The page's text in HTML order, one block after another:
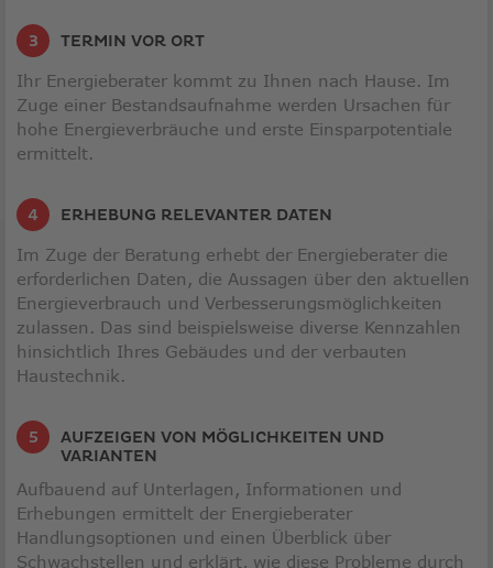
TERMIN VOR ORT
Ihr Energieberater kommt zu Ihnen nach Hause. Im
Zuge einer Bestandsaufnahme werden Ursachen für
hohe Energieverbräuche und erste Einsparpotentiale
ermittelt.
ERHEBUNG RELEVANTER DATEN
Im Zuge der Beratung erhebt der Energieberater die
erforderlichen Daten, die Aussagen über den aktuellen
Energieverbrauch und Verbesserungsmöglichkeiten
zulassen. Das sind beispielsweise diverse Kennzahlen
hinsichtlich Ihres Gebäudes und der verbauten
Haustechnik.
AUFZEIGEN VON MÖGLICHKEITEN UND
VARIANTEN
Aufbauend auf Unterlagen, Informationen und
Erhebungen ermittelt der Energieberater
Handlungsoptionen und einen Überblick über
Schwachstellen und erklärt, wie diese Probleme durch